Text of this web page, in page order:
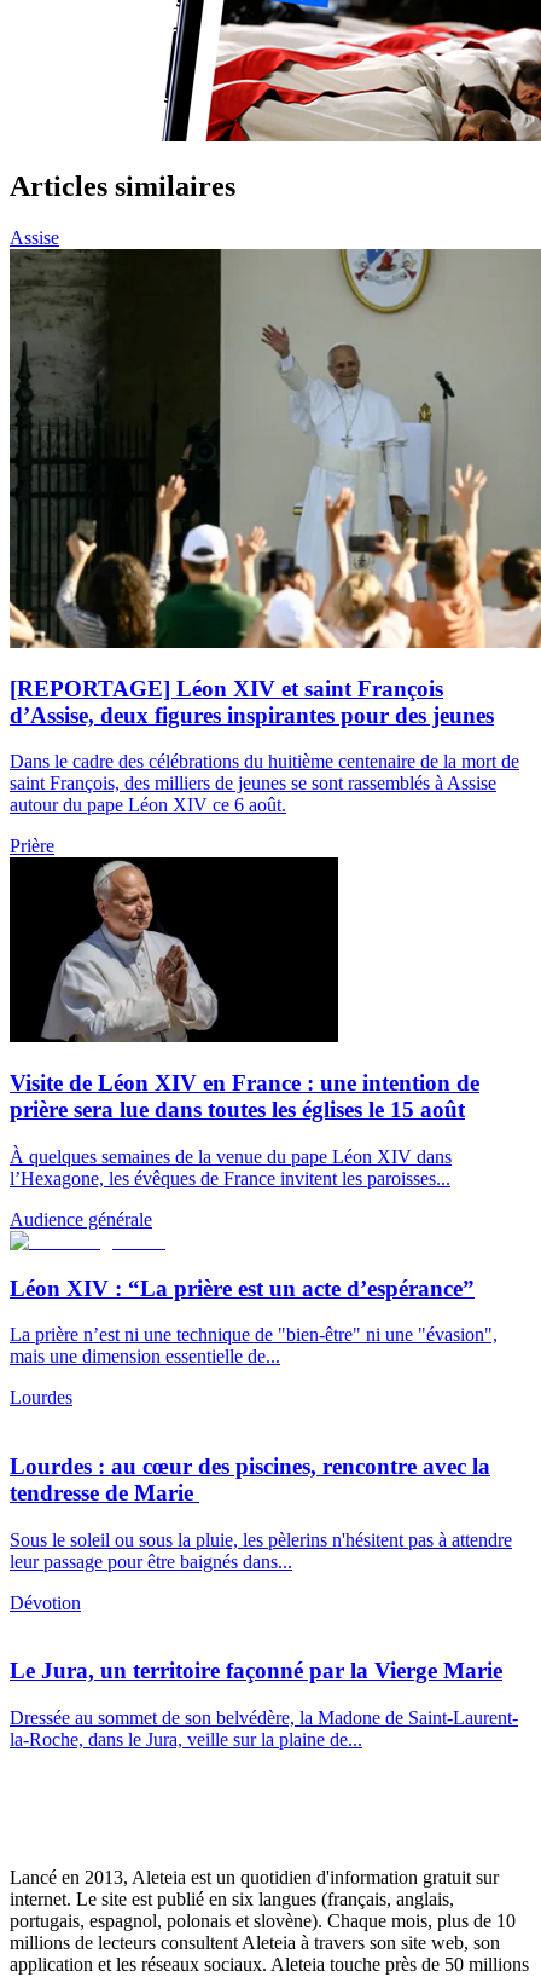
Articles similaires
Assise
[REPORTAGE] Léon XIV et saint François
d’Assise, deux figures inspirantes pour des jeunes
Dans le cadre des célébrations du huitième centenaire de la mort de
saint François, des milliers de jeunes se sont rassemblés à Assise
autour du pape Léon XIV ce 6 août.
Prière
Visite de Léon XIV en France : une intention de
prière sera lue dans toutes les églises le 15 août
À quelques semaines de la venue du pape Léon XIV dans
l’Hexagone, les évêques de France invitent les paroisses...
Audience générale
Léon XIV : “La prière est un acte d’espérance”
La prière n’est ni une technique de "bien-être" ni une "évasion",
mais une dimension essentielle de...
Lourdes
Lourdes : au cœur des piscines, rencontre avec la
tendresse de Marie
Sous le soleil ou sous la pluie, les pèlerins n'hésitent pas à attendre
leur passage pour être baignés dans...
Dévotion
Le Jura, un territoire façonné par la Vierge Marie
Dressée au sommet de son belvédère, la Madone de Saint-Laurent-
la-Roche, dans le Jura, veille sur la plaine de...
Lancé en 2013, Aleteia est un quotidien d'information gratuit sur
internet. Le site est publié en six langues (français, anglais,
portugais, espagnol, polonais et slovène). Chaque mois, plus de 10
millions de lecteurs consultent Aleteia à travers son site web, son
application et les réseaux sociaux. Aleteia touche près de 50 millions